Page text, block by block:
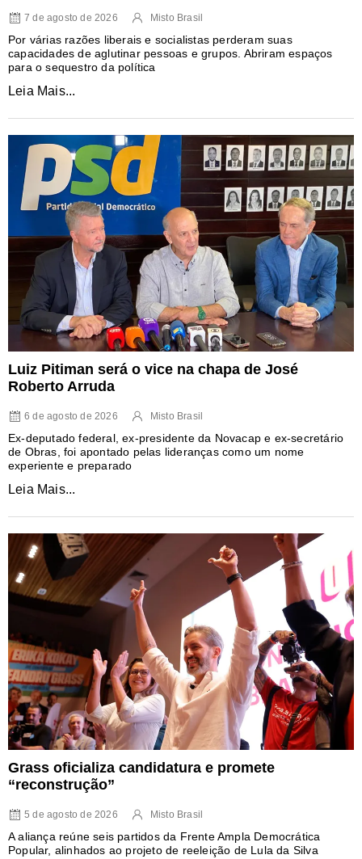
7 de agosto de 2026 Misto Brasil
Por várias razões liberais e socialistas perderam suas
capacidades de aglutinar pessoas e grupos. Abriram espaços
para o sequestro da política
Leia Mais...
Luiz Pitiman será o vice na chapa de José
Roberto Arruda
6 de agosto de 2026 Misto Brasil
Ex-deputado federal, ex-presidente da Novacap e ex-secretário
de Obras, foi apontado pelas lideranças como um nome
experiente e preparado
Leia Mais...
Grass oficializa candidatura e promete
“reconstrução”
5 de agosto de 2026 Misto Brasil
A aliança reúne seis partidos da Frente Ampla Democrática
Popular, alinhados ao projeto de reeleição de Lula da Silva